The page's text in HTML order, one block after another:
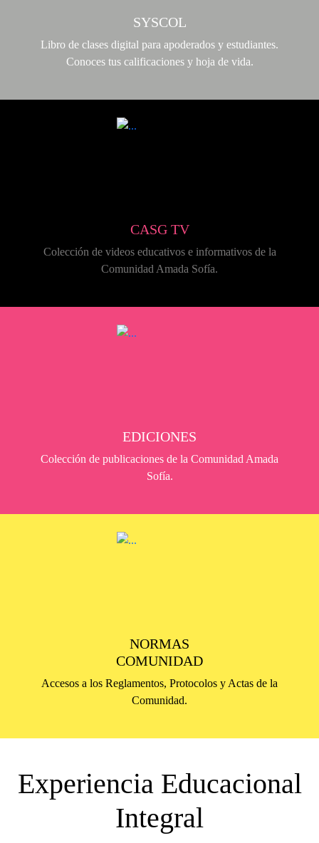
SYSCOL
Libro de clases digital para apoderados y estudiantes.
Conoces tus calificaciones y hoja de vida.
CASG TV
Colección de videos educativos e informativos de la
Comunidad Amada Sofía.
EDICIONES
Colección de publicaciones de la Comunidad Amada
Sofía.
NORMAS
COMUNIDAD
Accesos a los Reglamentos, Protocolos y Actas de la
Comunidad.
Experiencia Educacional
Integral